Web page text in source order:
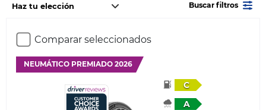
Buscar filtros
Comparar seleccionados
NEUMÁTICO PREMIADO 2026
C
A